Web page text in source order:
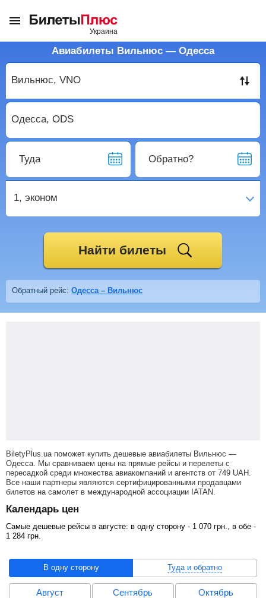
Авиабилеты Вильнюс — Одесса
Туда Обратно?
1, эконом
Найти билеты
Обратный рейс: Одесса – Вильнюс
BiletyPlus.ua поможет купить дешевые авиабилеты Вильнюс —
Одесса. Мы сравниваем цены на прямые рейсы и перелеты с
пересадкой среди множества авиакомпаний и агентств от 749 UAH
Все наши партнеры являются сертифицированными продавцами
билетов на самолет в международной ассоциации IATAN.
Календарь цен
Самые дешевые рейсы в августе: в одну сторону - 1 070 грн ., в обе -
1 284 грн
В одну сторону Туда и обратно
Август Сентябрь Октябрь